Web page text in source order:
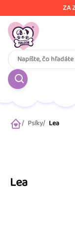
na
obsah
ZA
DomovPsíky Lea
Lea